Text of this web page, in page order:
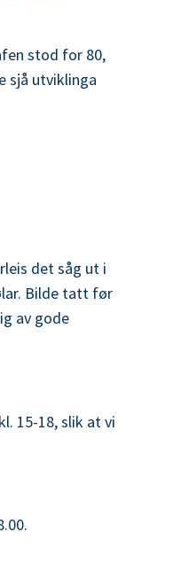
stod for 80,
sjå utviklinga
det såg ut i
Bilde tatt før
av gode
15-18, slik at vi